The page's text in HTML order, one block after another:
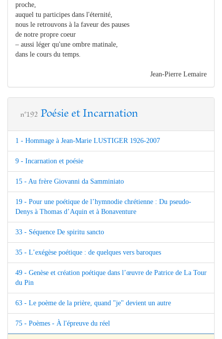
proche,
auquel tu participes dans l'éternité,
nous le retrouvons à la faveur des pauses
de notre propre coeur
– aussi léger qu'une ombre matinale,
dans le cours du temps.
Jean-Pierre Lemaire
n°192 Poésie et Incarnation
1 - Hommage à Jean-Marie LUSTIGER 1926-2007
9 - Incarnation et poésie
15 - Au frère Giovanni da Samminiato
19 - Pour une poétique de l’hymnodie chrétienne : Du pseudo-
Denys à Thomas d’Aquin et à Bonaventure
33 - Séquence De spiritu sancto
35 - L’exégèse poétique : de quelques vers baroques
49 - Genèse et création poétique dans l’œuvre de Patrice de La Tour
du Pin
63 - Le poème de la prière, quand "je" devient un autre
75 - Poèmes - À l'épreuve du réel